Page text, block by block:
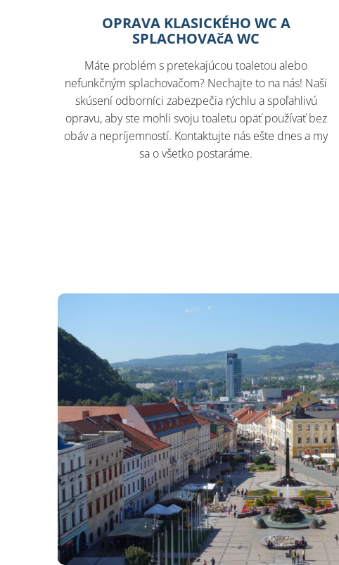
OPRAVA KLASICKÉHO WC A
SPLACHOVAčA WC
Máte problém s pretekajúcou toaletou alebo
nefunkčným splachovačom? Nechajte to na nás! Naši
skúsení odborníci zabezpečia rýchlu a spoľahlivú
opravu, aby ste mohli svoju toaletu opäť používať bez
obáv a nepríjemností. Kontaktujte nás ešte dnes a my
sa o všetko postaráme.